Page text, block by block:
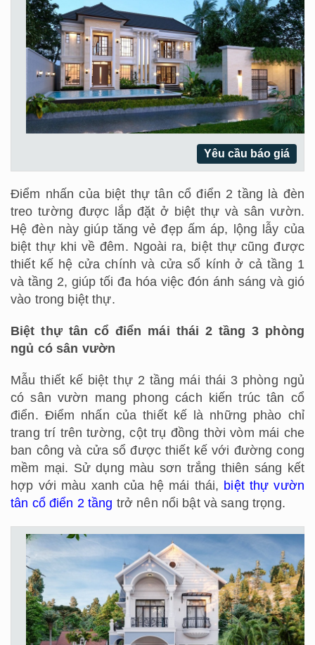
Yêu cầu báo giá
Điểm nhấn của biệt thự tân cổ điển 2 tầng là đèn
treo tường được lắp đặt ở biệt thự và sân vườn.
Hệ đèn này giúp tăng vẻ đẹp ấm áp, lộng lẫy của
biệt thự khi về đêm. Ngoài ra, biệt thự cũng được
thiết kế hệ cửa chính và cửa sổ kính ở cả tầng 1
và tầng 2, giúp tối đa hóa việc đón ánh sáng và gió
vào trong biệt thự.
Biệt thự tân cổ điển mái thái 2 tầng 3 phòng
ngủ có sân vườn
Mẫu thiết kế biệt thự 2 tầng mái thái 3 phòng ngủ
có sân vườn mang phong cách kiến trúc tân cổ
điển. Điểm nhấn của thiết kế là những phào chỉ
trang trí trên tường, cột trụ đồng thời vòm mái che
ban công và cửa sổ được thiết kế với đường cong
mềm mại. Sử dụng màu sơn trắng thiên sáng kết
hợp với màu xanh của hệ mái thái, biệt thự vườn
tân cổ điển 2 tầng trở nên nổi bật và sang trọng.